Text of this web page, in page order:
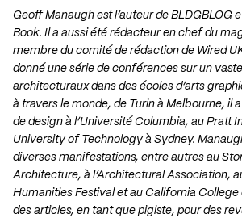
Geoff Manaugh est l’auteur de BLDGBLOG
Book. Il a aussi été rédacteur en chef du
membre du comité de rédaction de Wired
donné une série de conférences sur un
architecturaux dans des écoles d’arts
à travers le monde, de Turin à Melbourne, il
de design à l’Université Columbia, au Pratt
University of Technology à Sydney.
diverses manifestations, entre autres au
Architecture, à l’Architectural Association,
Humanities Festival et au California College
des articles, en tant que pigiste, pour des